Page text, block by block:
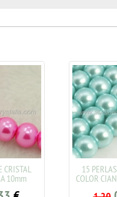
10mm
15 PERLAS
COLOR